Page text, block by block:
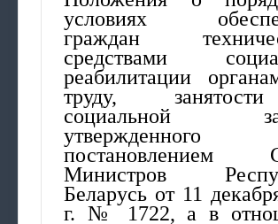
условиях
граждан
средствами
реабилитации
труду,
социальной
утвержденного
постановлением
Министров
Беларусь от 11
г. № 1722, а в